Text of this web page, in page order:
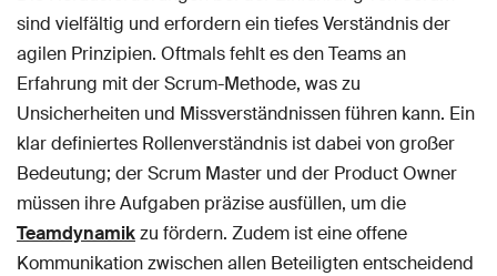
sind vielfältig und erfordern ein tiefes Verständnis der
agilen Prinzipien. Oftmals fehlt es den Teams an
Erfahrung mit der Scrum-Methode, was zu
Unsicherheiten und Missverständnissen führen kann. Ein
klar definiertes Rollenverständnis ist dabei von großer
Bedeutung; der Scrum Master und der Product Owner
müssen ihre Aufgaben präzise ausfüllen, um die
Teamdynamikzu fördern. Zudem ist eine offene
Kommunikation zwischen allen Beteiligten entscheidend